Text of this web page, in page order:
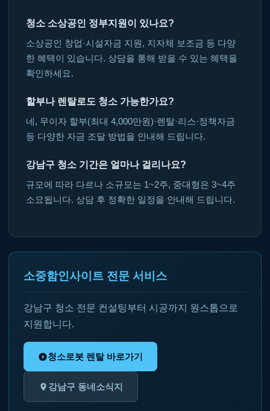
청소 소상공인 정부지원이 있나요?
소상공인 창업·시설자금 지원, 지자체 보조금 등 다양
한 혜택이 있습니다. 상담을 통해 받을 수 있는 혜택을
확인하세요.
할부나 렌탈로도 청소 가능한가요?
네, 무이자 할부(최대 4,000만원)·렌탈·리스·정책자금
등 다양한 자금 조달 방법을 안내해 드립니다.
강남구 청소 기간은 얼마나 걸리나요?
규모에 따라 다르나 소규모는 1~2주, 중대형은 3~4주
소요됩니다. 상담 후 정확한 일정을 안내해 드립니다.
소중함인사이트 전문 서비스
강남구 청소 전문 컨설팅부터 시공까지 원스톱으로
지원합니다.
청소로봇 렌탈 바로가기
강남구 동네소식지